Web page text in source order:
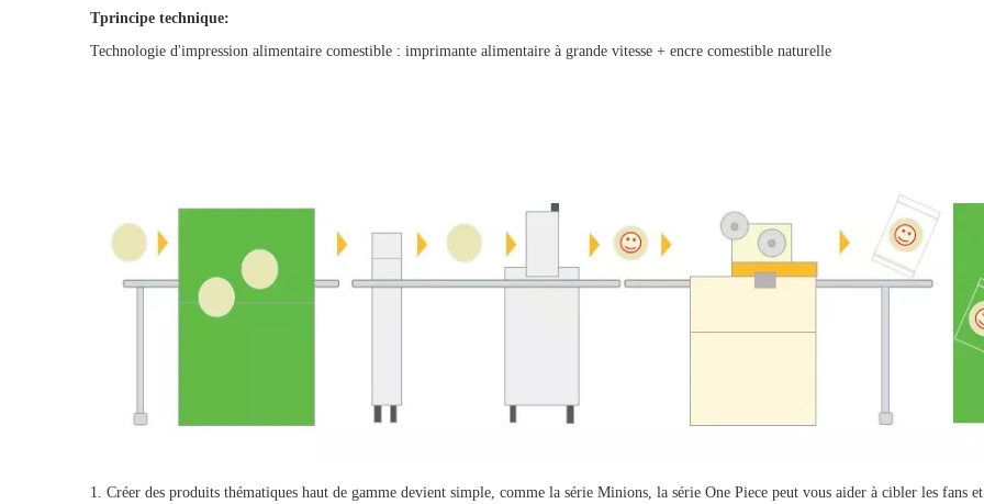
Tprincipe technique:
Technologie d'impression alimentaire comestible : imprimante alimentaire à grande vitesse + encre comestible naturelle
1. Créer des produits thématiques haut de gamme devient simple, comme la série Minions, la série One Piece peut vous aider à cibler les fans